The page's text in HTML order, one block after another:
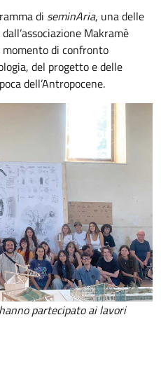
di seminAria, una delle
Makramè
di confronto
del progetto e delle
dell’Antropocene.
partecipato ai lavori